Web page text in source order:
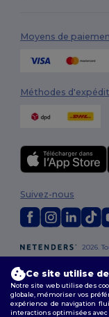
Moyens de
Méthodes
2026.
Confidentialité|
Suivez-nous
Ce site utilise
Notre site web utilise des
globale, mémoriser vos
expérience de navigation
interactions optimisées avec